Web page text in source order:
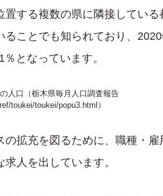
する複数の県に隣接している
ことでも知られており、
となっています。
人口（栃木県毎月人口調査報告
toukei/toukei/popu3.html ）
拡充を図るために、職種・雇
人を出しています。